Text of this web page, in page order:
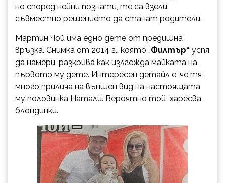
но според нейни познати, те са взели
съвместно решението да станат родители.
Мартин Чой има едно дете от предишна
връзка. Снимка от 2014 г., която „Филтър“ успя
да намери, разкрива как излгежда майката на
първото му дете. Интересен детайл е, че тя
много прилича на външен вид на настоящата
му половинка Натали. Вероятно той харесва
блондинки.